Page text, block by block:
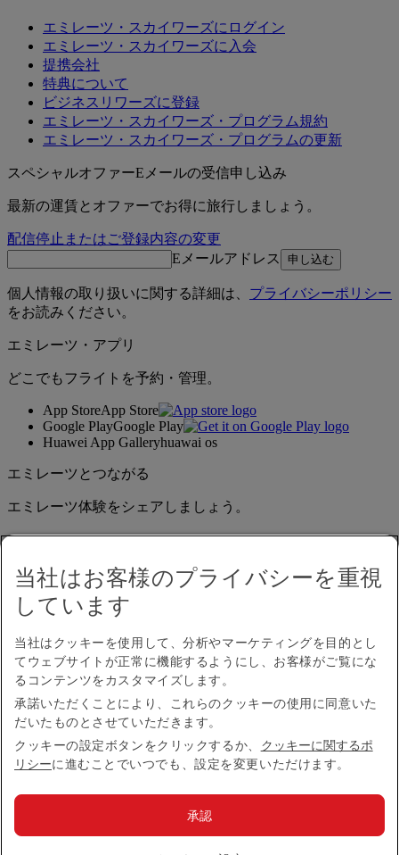
エミレーツ・スカイワーズにログイン
エミレーツ・スカイワーズに入会
提携会社
特典について
ビジネスリワーズに登録
エミレーツ・スカイワーズ・プログラム規約
エミレーツ・スカイワーズ・プログラムの更新
スペシャルオファーEメールの受信申し込み
最新の運賃とオファーでお得に旅行しましょう。
配信停止またはご登録内容の変更
Eメールアドレス
申し込む
個人情報の取り扱いに関する詳細は、 プライバシーポリシー
をお読みください。
エミレーツ・アプリ
どこでもフライトを予約・管理。
App StoreApp Store
Google PlayGoogle Play
Huawei App Galleryhuawai os
エミレーツとつながる
エミレーツ体験をシェアしましょう。
アクセシビリティ
お問い合わせ
プライバシーポリシー
規約条件
クッキーに関するポリシー
サイバーセキュリティ
英国現代奴隷法に係る声明
当社はお客様のプライバシーを重視
しています
当社はクッキーを使用して、分析やマーケティングを目的とし
てウェブサイトが正常に機能するようにし、お客様がご覧にな
るコンテンツをカスタマイズします。
承諾いただくことにより、これらのクッキーの使用に同意いた
だいたものとさせていただきます。
クッキーの設定ボタンをクリックするか、 クッキーに関するポ
リシーに進むことでいつでも、設定を変更いただけます。
承認